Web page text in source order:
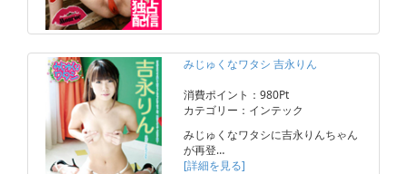
みじゅくなワタシ 吉永りん
消費ポイント：980Pt
カテゴリー：インテック
みじゅくなワタシに吉永りんちゃん
が再登…
[詳細を見る]